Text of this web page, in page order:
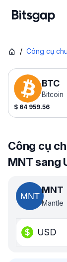
/ Công cụ
BTC
Bitcoin
$ 64 959.56
Công cụ
MNT sang
MNT
Mantle
USD